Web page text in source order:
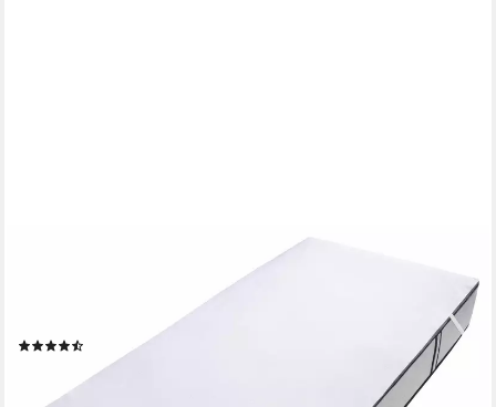
Matratzenauflage Auflage 90x200 cm, 140x200 cm & weitere
Größen, wasserdicht (Inkontinenz), Allergiker geeignet
(Hausstauballergiker), atmungsaktiv
UVP
nur bis Dienstag